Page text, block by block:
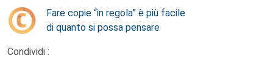
Fare copie “in regola” è più facile
di quanto si possa pensare
Condividi :